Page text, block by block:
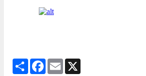
Share Facebook
Email